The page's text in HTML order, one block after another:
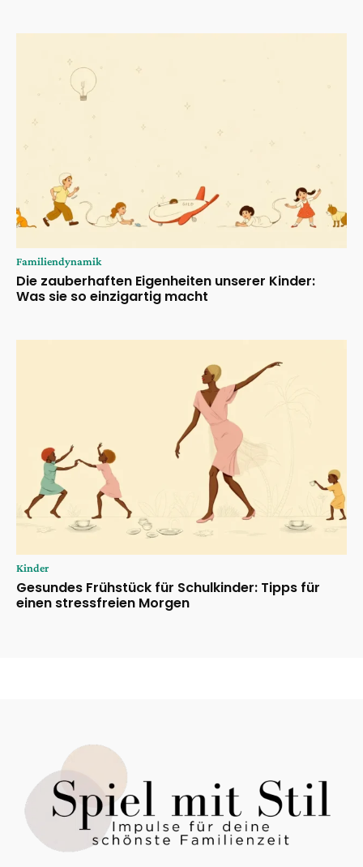
Familiendynamik
Die zauberhaften Eigenheiten unserer Kinder:
Was sie so einzigartig macht
Kinder
Gesundes Frühstück für Schulkinder: Tipps für
einen stressfreien Morgen